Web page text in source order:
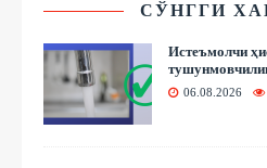
СЎНГГИ
Истеъмолчи
06.08.2026